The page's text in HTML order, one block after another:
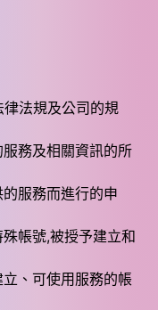
法規及公司的規
服務及相關資訊的所
的服務而進行的申
殊帳號,被授予建立和
立、可使用服務的帳